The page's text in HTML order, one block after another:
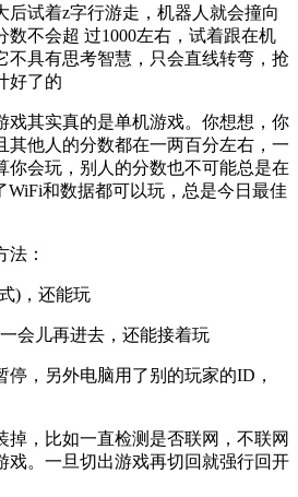
后试着z字行游走，机器人就会撞向
数不会超 过1000左右，试着跟在机
不具有思考智慧，只会直线转弯，抢
好了的
戏其实真的是单机游戏。你想想，你
其他人的分数都在一两百分左右，一
你会玩，别人的分数也不可能总是在
WiFi和数据都可以玩，总是今日最佳
：
)，还能玩
会儿再进去，还能接着玩
，另外电脑用了别的玩家的ID，
掉，比如一直检测是否联网，不联网
戏。一旦切出游戏再切回就强行回开